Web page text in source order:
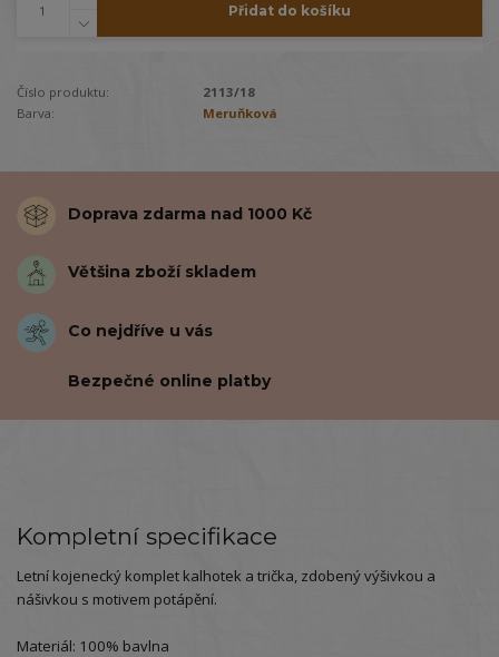
Přidat do košíku
Číslo produktu:
2113/18
Barva:
Meruňková
Doprava zdarma nad 1000 Kč
Většina zboží skladem
Co nejdříve u vás
Bezpečné online platby
Kompletní specifikace
Letní kojenecký komplet kalhotek a trička, zdobený výšivkou a
nášivkou s motivem potápění.
Materiál: 100% bavlna